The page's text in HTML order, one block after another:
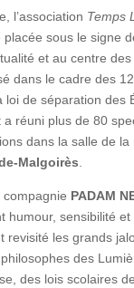
l’association Temps
sous le signe
et au centre
dans le cadre des
loi de séparation des
a réuni plus de 80
dans la salle de la
Malgoirès.
compagnie PADAM
humour, sensibilité
revisité les grands
des
des lois scolaires